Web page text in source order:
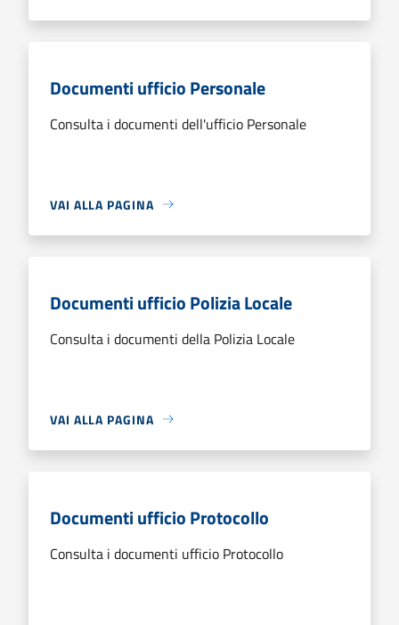
Documenti ufficio Personale
Consulta i documenti dell'ufficio Personale
VAI ALLA PAGINA
Documenti ufficio Polizia Locale
Consulta i documenti della Polizia Locale
VAI ALLA PAGINA
Documenti ufficio Protocollo
Consulta i documenti ufficio Protocollo